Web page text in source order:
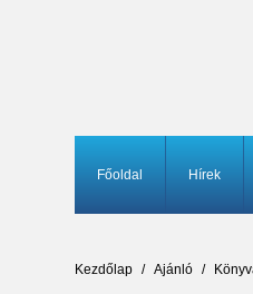
Főoldal Hírek
Kezdőlap Ajánló